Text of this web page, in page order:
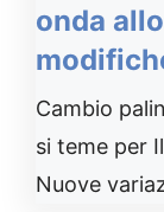
onda
Cambio
si teme per
Nuove